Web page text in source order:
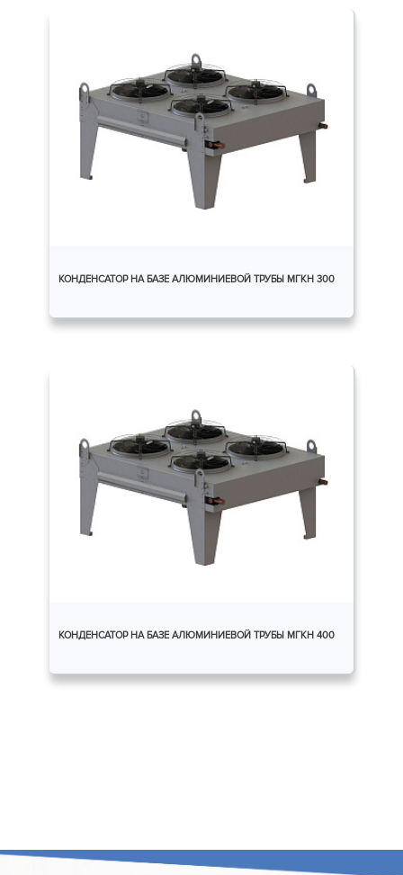
КОНДЕНСАТОР НА БАЗЕ АЛЮМИНИЕВОЙ ТРУБЫ МГКH 300
КОНДЕНСАТОР НА БАЗЕ АЛЮМИНИЕВОЙ ТРУБЫ МГКH 400